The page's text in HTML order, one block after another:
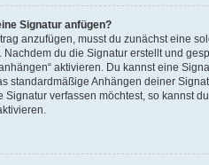
Signatur anfügen?
anzufügen, musst du zunächst eine
du die Signatur erstellt und
aktivieren. Du kannst eine
standardmäßige Anhängen deiner
verfassen möchtest, so kannst